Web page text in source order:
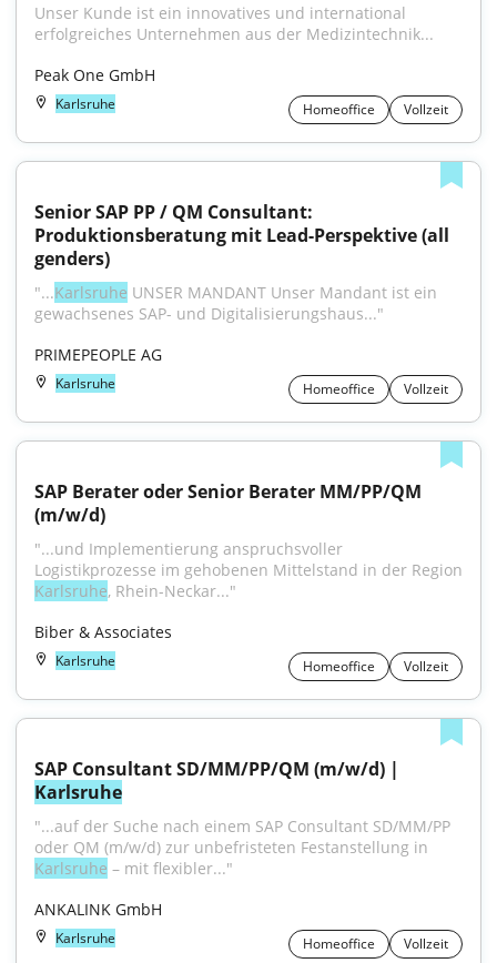
Unser Kunde ist ein innovatives und international
erfolgreiches Unternehmen aus der Medizintechnik...
Peak One GmbH
Karlsruhe Homeoffice Vollzeit
Senior SAP PP / QM Consultant:
Produktionsberatung mit Lead-Perspektive (all
genders)
"...Karlsruhe UNSER MANDANT Unser Mandant ist ein
gewachsenes SAP- und Digitalisierungshaus..."
PRIMEPEOPLE AG
Karlsruhe Homeoffice Vollzeit
SAP Berater oder Senior Berater MM/PP/QM
(m/w/d)
"...und Implementierung anspruchsvoller
Karlsruhe, Rhein-Neckar..."
Biber & Associates
Karlsruhe Homeoffice Vollzeit
Karlsruhe
"...auf der Suche nach einem SAP Consultant SD/MM/PP
Karlsruhe – mit flexibler..."
ANKALINK GmbH
Karlsruhe Homeoffice Vollzeit